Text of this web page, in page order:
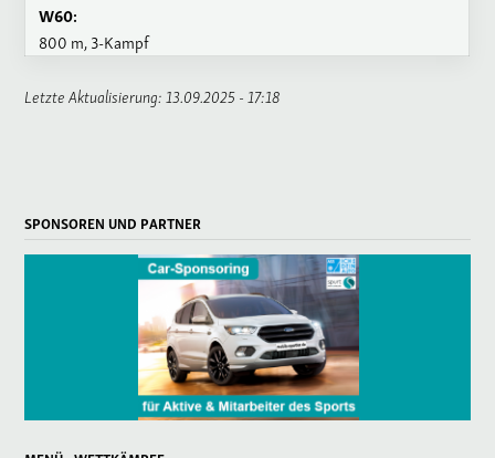
W60:
800 m, 3-Kampf
Letzte Aktualisierung: 13.09.2025 - 17:18
SPONSOREN UND PARTNER